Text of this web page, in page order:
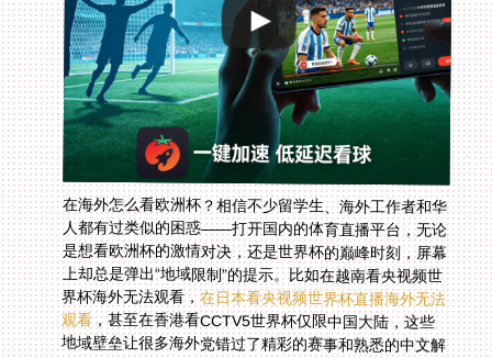
在海外怎么看欧洲杯？相信不少留学生、海外工作者和华
人都有过类似的困惑——打开国内的体育直播平台，无论
是想看欧洲杯的激情对决，还是世界杯的巅峰时刻，屏幕
上却总是弹出“地域限制”的提示。比如在越南看央视频世
界杯海外无法观看，在日本看央视频世界杯直播海外无法
观看，甚至在香港看CCTV5世界杯仅限中国大陆，这些
地域壁垒让很多海外党错过了精彩的赛事和熟悉的中文解
说。这篇指南将带你解决这些问题，教你如何通过回国加
速器流畅观看国内平台的体育赛事，让你在海外也能享受